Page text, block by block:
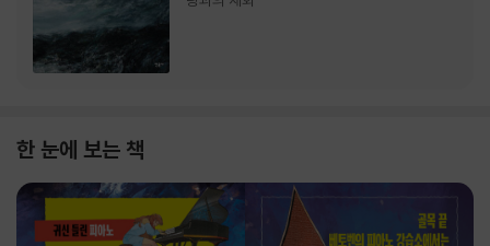
한 눈에 보는 책